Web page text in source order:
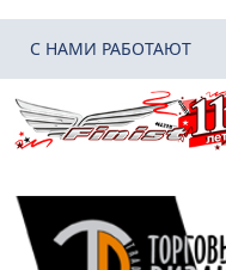
C НАМИ РАБОТАЮТ